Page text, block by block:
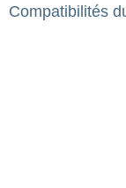
Compatibilités